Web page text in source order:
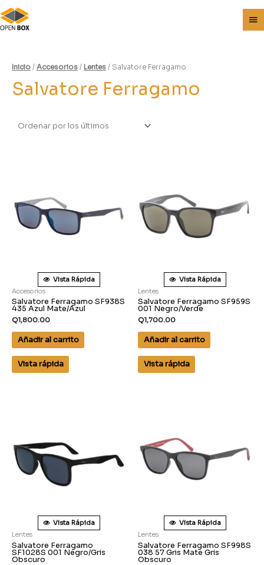
Inicio / Accesorios / Lentes / Salvatore Ferragamo
Salvatore Ferragamo
Vista Rápida
Accesorios
Salvatore Ferragamo SF938S
435 Azul Mate/Azul
Q1,800.00
Añadir al carrito
Vista rápida
Vista Rápida
Lentes
Salvatore Ferragamo SF959S
001 Negro/Verde
Q1,700.00
Añadir al carrito
Vista rápida
Vista Rápida
Lentes
Salvatore Ferragamo
SF1028S 001 Negro/Gris
Obscuro
Vista Rápida
Lentes
Salvatore Ferragamo SF998S
038 57 Gris Mate Gris
Obscuro